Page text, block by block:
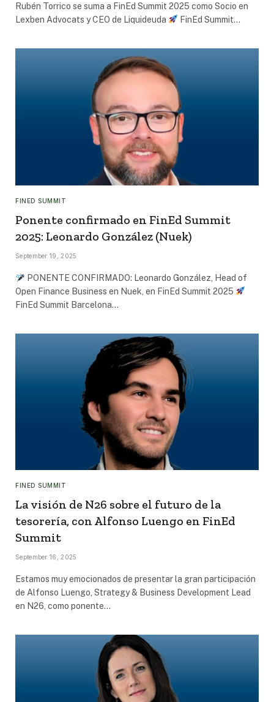
Rubén Torrico se suma a FinEd Summit 2025 como Socio en
Lexben Advocats y CEO de Liquideuda
FinEd Summit…
FINED SUMMIT
Ponente confirmado en FinEd Summit
2025: Leonardo González (Nuek)
September 19, 2025
PONENTE CONFIRMADO: Leonardo González, Head of
Open Finance Business en Nuek, en FinEd Summit 2025
FinEd Summit Barcelona…
FINED SUMMIT
La visión de N26 sobre el futuro de la
tesorería, con Alfonso Luengo en FinEd
Summit
September 16, 2025
Estamos muy emocionados de presentar la gran participación
de Alfonso Luengo, Strategy & Business Development Lead
en N26, como ponente…